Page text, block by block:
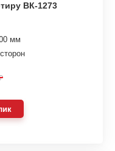
ВК-1273
мм